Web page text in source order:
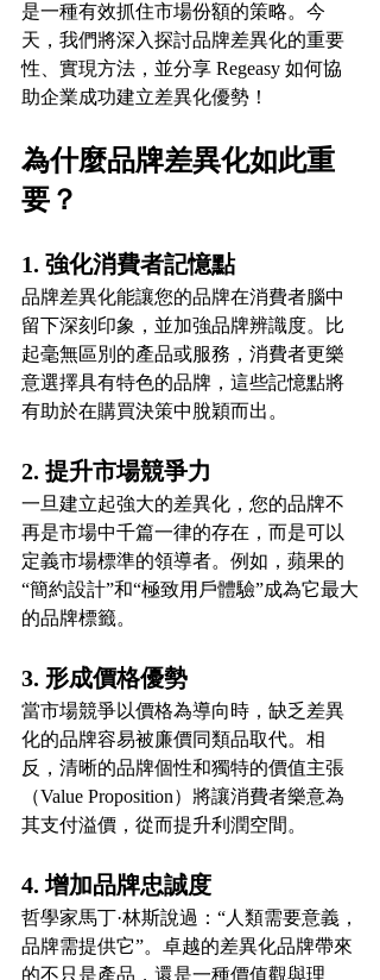
是一種有效抓住市場份額的策略。今
天，我們將深入探討品牌差異化的重要
性、實現方法，並分享 Regeasy 如何協
助企業成功建立差異化優勢！
為什麼品牌差異化如此重
要？
1. 強化消費者記憶點
品牌差異化能讓您的品牌在消費者腦中
留下深刻印象，並加強品牌辨識度。比
起毫無區別的產品或服務，消費者更樂
意選擇具有特色的品牌，這些記憶點將
有助於在購買決策中脫穎而出。
2. 提升市場競爭力
一旦建立起強大的差異化，您的品牌不
再是市場中千篇一律的存在，而是可以
定義市場標準的領導者。例如，蘋果的
“簡約設計”和“極致用戶體驗”成為它最大
的品牌標籤。
3. 形成價格優勢
當市場競爭以價格為導向時，缺乏差異
化的品牌容易被廉價同類品取代。相
反，清晰的品牌個性和獨特的價值主張
（Value Proposition）將讓消費者樂意為
其支付溢價，從而提升利潤空間。
4. 增加品牌忠誠度
哲學家馬丁·林斯說過：“人類需要意義，
品牌需提供它”。卓越的差異化品牌帶來
的不只是產品，還是一種價值觀與理